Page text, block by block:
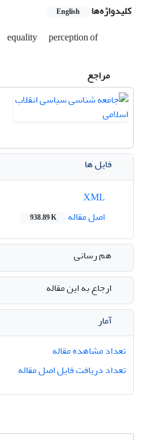
کلیدواژه‌ها English
equality
perception of
مراجع
فایل ها
اصل مقاله
938.89 K
هم رسانی
ارجاع به این مقاله
آمار
تعداد مشاهده مقاله
تعداد دریافت فایل اصل مقاله